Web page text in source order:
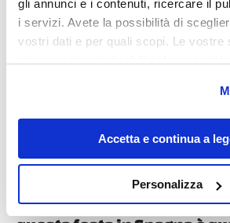
gli annunci e i contenuti, ricercare il
i servizi. Avete la possibilità di
vostri dati e per quali scopi. Le vostre
modificare o revocare il proprio
momento dalla Dichiarazione sui
sull'icona di attivazione della privacy.
raccogliere informazioni sulla
geografica, con
Accetta e continua a
Personalizza
Destinazioni
Migliaia di figuranti e 6